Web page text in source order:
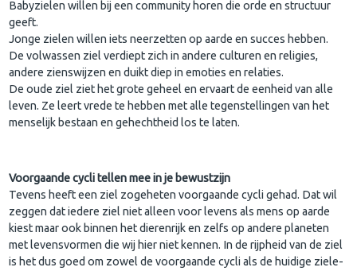
Babyzielen willen bij een community horen die orde en structuur
geeft.
Jonge zielen willen iets neerzetten op aarde en succes hebben.
De volwassen ziel verdiept zich in andere culturen en religies,
andere zienswijzen en duikt diep in emoties en relaties.
De oude ziel ziet het grote geheel en ervaart de eenheid van alle
leven. Ze leert vrede te hebben met alle tegenstellingen van het
menselijk bestaan en gehechtheid los te laten.
Voorgaande cycli tellen mee in je bewustzijn
Tevens heeft een ziel zogeheten voorgaande cycli gehad. Dat wil
zeggen dat iedere ziel niet alleen voor levens als mens op aarde
kiest maar ook binnen het dierenrijk en zelfs op andere planeten
met levensvormen die wij hier niet kennen. In de rijpheid van de ziel
is het dus goed om zowel de voorgaande cycli als de huidige ziele-